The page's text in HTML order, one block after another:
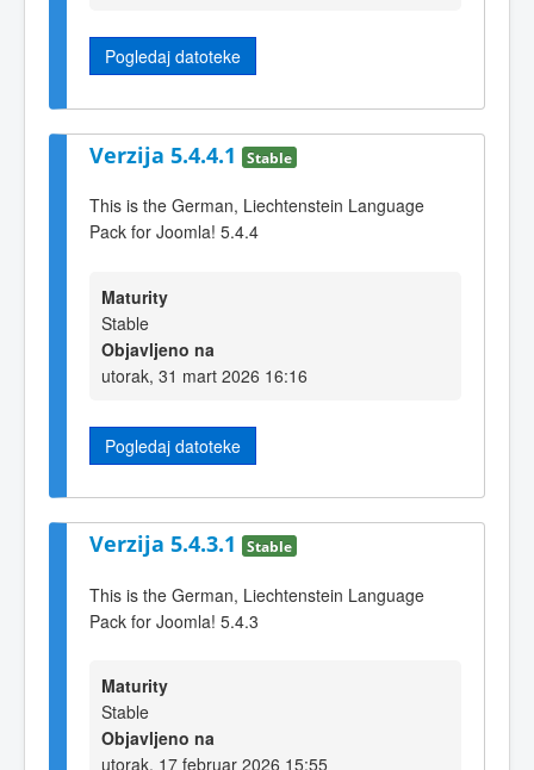
Pogledaj datoteke
Verzija 5.4.4.1 Stable
This is the German, Liechtenstein Language
Pack for Joomla! 5.4.4
Maturity
Stable
Objavljeno na
utorak, 31 mart 2026 16:16
Pogledaj datoteke
Verzija 5.4.3.1 Stable
This is the German, Liechtenstein Language
Pack for Joomla! 5.4.3
Maturity
Stable
Objavljeno na
utorak, 17 februar 2026 15:55